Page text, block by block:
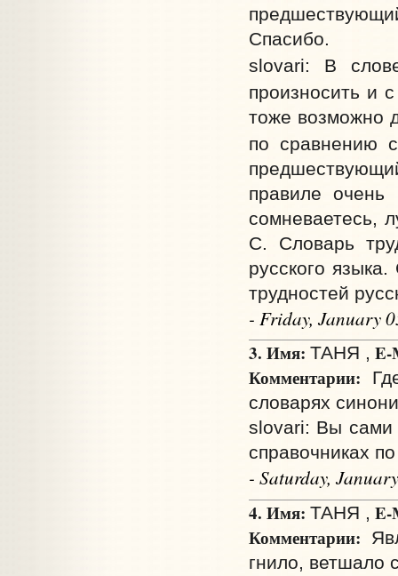
Спасибо.
slovari: В
произносить и
тоже возможно
по сравнению
правиле
сомневаетесь,
С. Словарь
русского
трудностей
- Friday, January
3. Имя: ТАНЯ , E-
Комментарии:
словарях
slovari: Вы сами
справочниках
- Saturday,
4. Имя: ТАНЯ , E-
Комментарии:
гнило, ветшало